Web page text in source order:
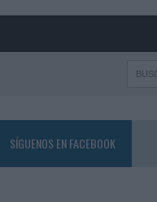
SÍGUENOS EN FACEBOOK